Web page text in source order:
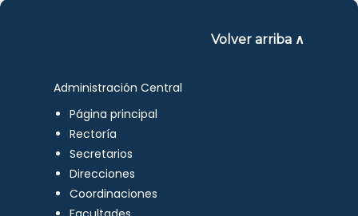
Volver arriba ∧
Administración Central
Página principal
Rectoría
Secretarios
Direcciones
Coordinaciones